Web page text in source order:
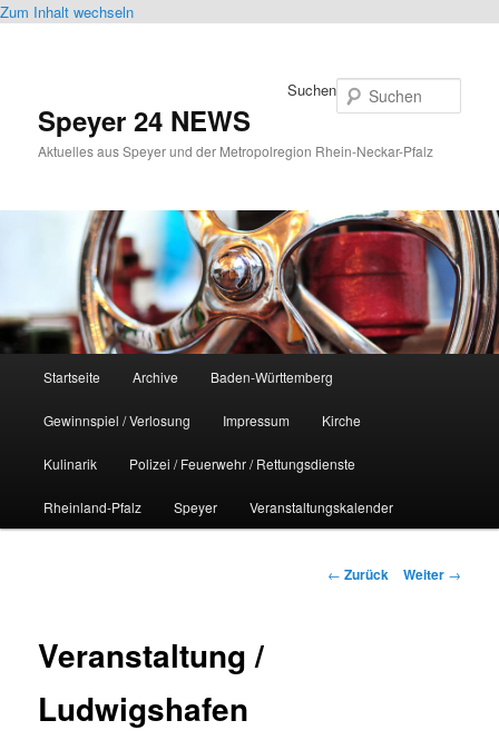
Zum Inhalt wechseln
Speyer 24 NEWS
Aktuelles aus Speyer und der Metropolregion Rhein-Neckar-Pfalz
Suchen
Startseite Archive Baden-Württemberg
Gewinnspiel / Verlosung Impressum Kirche
Kulinarik Polizei / Feuerwehr / Rettungsdienste
Rheinland-Pfalz Speyer Veranstaltungskalender
Beitrags-
← Zurück Weiter →
Veranstaltung /
Ludwigshafen